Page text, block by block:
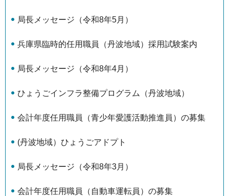
局長メッセージ（令和8年5月）
兵庫県臨時的任用職員（丹波地域）採用試験案内
局長メッセージ（令和8年4月）
ひょうごインフラ整備プログラム（丹波地域）
会計年度任用職員（青少年愛護活動推進員）の募集
(丹波地域）ひょうごアドプト
局長メッセージ（令和8年3月）
会計年度任用職員（自動車運転員）の募集